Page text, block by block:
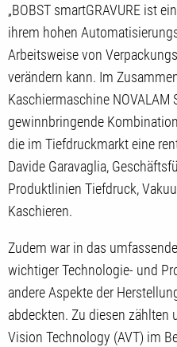
„BOBST smartGRAVURE ist
ihrem hohen
Arbeitsweise von
verändern kann. Im
Kaschiermaschine NOVALAM
gewinnbringende
die im Tiefdruckmarkt eine
Davide Garavaglia,
Produktlinien Tiefdruck,
Kaschieren.
Zudem war in das
wichtiger Technologie- und
andere Aspekte der
abdeckten. Zu diesen zählten
Vision Technology (AVT) im